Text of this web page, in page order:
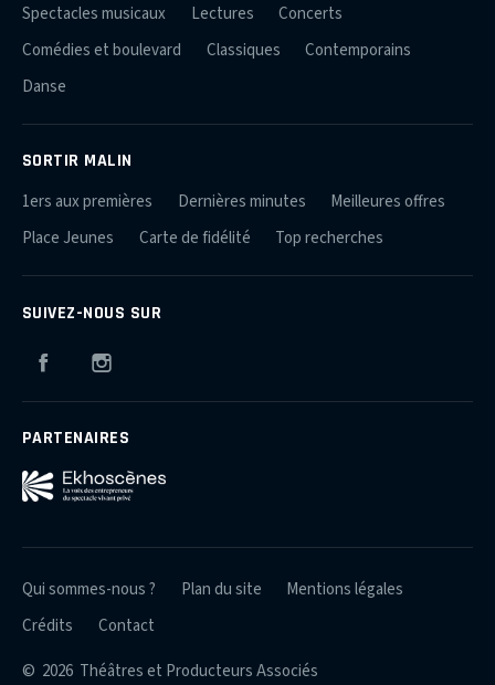
Spectacles musicaux
Lectures
Concerts
Comédies et boulevard
Classiques
Contemporains
Danse
SORTIR MALIN
1ers aux premières Dernières minutes
Meilleures offres
Place Jeunes
Carte de fidélité Top recherches
SUIVEZ-NOUS SUR
Facebook
PARTENAIRES
© 2026 Théâtres et Producteurs Associés
Qui sommes-nous ? Plan du site
Mentions légales
Crédits
Contact